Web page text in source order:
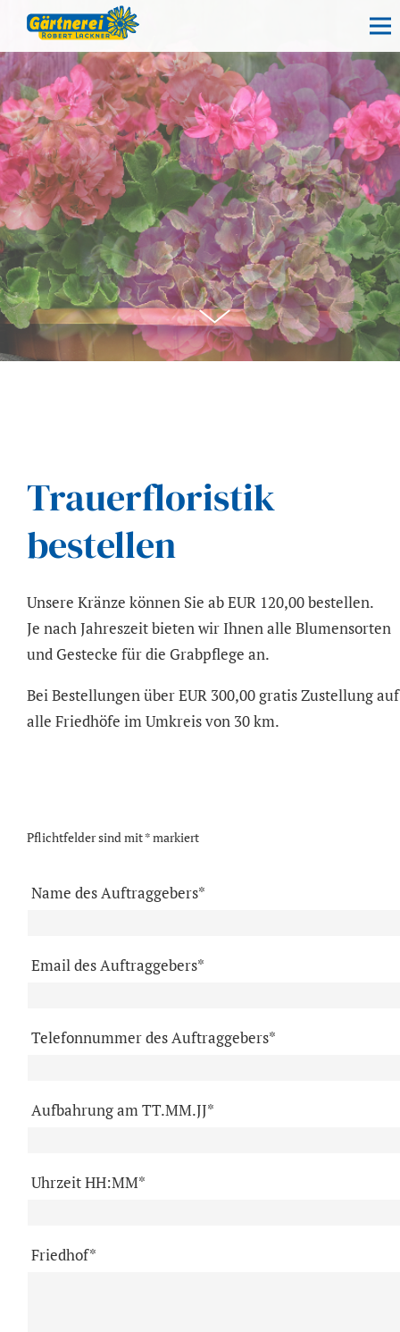
Trauerfloristik
bestellen
Unsere Kränze können Sie ab EUR 120,00 bestellen.
Je nach Jahreszeit bieten wir Ihnen alle Blumensorten
und Gestecke für die Grabpflege an.
Bei Bestellungen über EUR 300,00 gratis Zustellung auf
alle Friedhöfe im Umkreis von 30 km.
Pflichtfelder sind mit * markiert
Name des Auftraggebers*
Email des Auftraggebers*
Telefonnummer des Auftraggebers*
Aufbahrung am TT.MM.JJ*
Uhrzeit HH:MM*
Friedhof*